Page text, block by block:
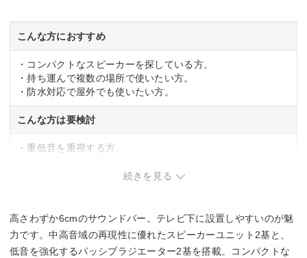
760g
こんな方におすすめ
・コンパクトなスピーカーを探している方。
・持ち運んで複数の場所で使いたい方。
・防水対応で屋外でも使いたい方。
こんな方は要検討
・重低音を重視する方。
続きを見る
高さわずか6cmのサウンドバー。テレビ下に設置しやすいのが魅
力です。中高音域の再現性に優れたスピーカーユニット2基と、
低音を強化するパッシブラジエーター2基を搭載。コンパクトな